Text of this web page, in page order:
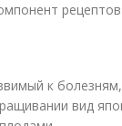
к
вид